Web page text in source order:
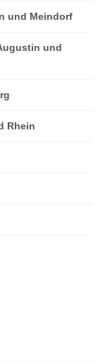
und Meindorf
und
Rhein